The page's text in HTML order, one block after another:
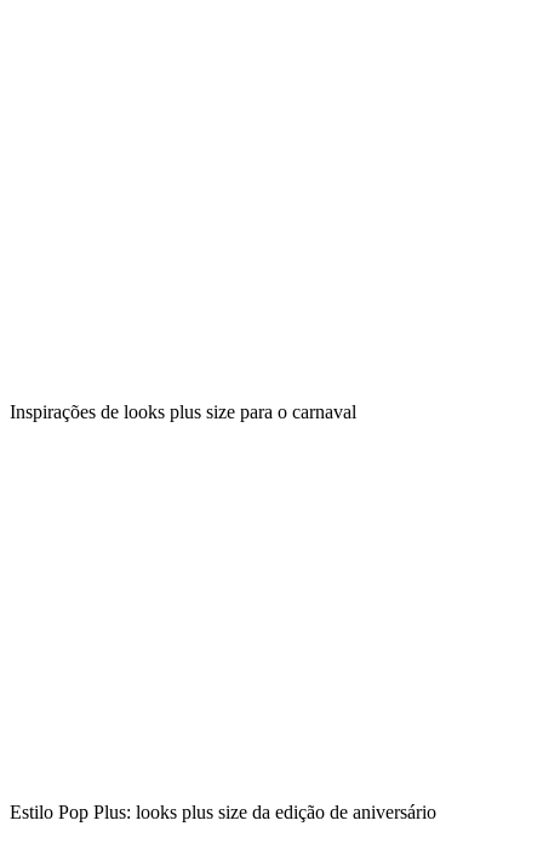
Inspirações de looks plus size para o carnaval
Estilo Pop Plus: looks plus size da edição de aniversário